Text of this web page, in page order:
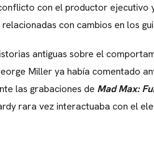
con el productor ejecutivo
con cambios en los
antiguas sobre el
Miller ya había comentado
las grabaciones de Mad Max:
rara vez interactuaba con el